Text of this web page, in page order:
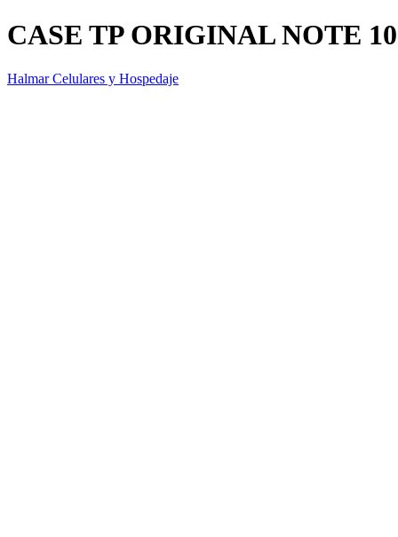
CASE TP ORIGINAL NOTE 10
Halmar Celulares y Hospedaje